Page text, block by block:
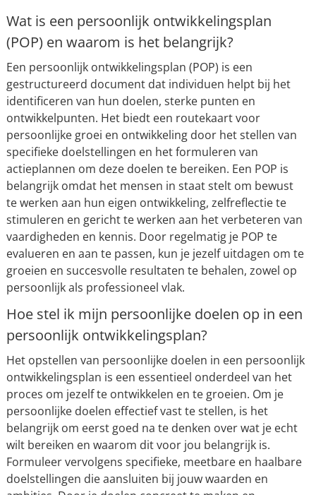
Wat is een persoonlijk ontwikkelingsplan
(POP) en waarom is het belangrijk?
Een persoonlijk ontwikkelingsplan (POP) is een
gestructureerd document dat individuen helpt bij het
identificeren van hun doelen, sterke punten en
ontwikkelpunten. Het biedt een routekaart voor
persoonlijke groei en ontwikkeling door het stellen van
specifieke doelstellingen en het formuleren van
actieplannen om deze doelen te bereiken. Een POP is
belangrijk omdat het mensen in staat stelt om bewust
te werken aan hun eigen ontwikkeling, zelfreflectie te
stimuleren en gericht te werken aan het verbeteren van
vaardigheden en kennis. Door regelmatig je POP te
evalueren en aan te passen, kun je jezelf uitdagen om te
groeien en succesvolle resultaten te behalen, zowel op
persoonlijk als professioneel vlak.
Hoe stel ik mijn persoonlijke doelen op in een
persoonlijk ontwikkelingsplan?
Het opstellen van persoonlijke doelen in een persoonlijk
ontwikkelingsplan is een essentieel onderdeel van het
proces om jezelf te ontwikkelen en te groeien. Om je
persoonlijke doelen effectief vast te stellen, is het
belangrijk om eerst goed na te denken over wat je echt
wilt bereiken en waarom dit voor jou belangrijk is.
Formuleer vervolgens specifieke, meetbare en haalbare
doelstellingen die aansluiten bij jouw waarden en